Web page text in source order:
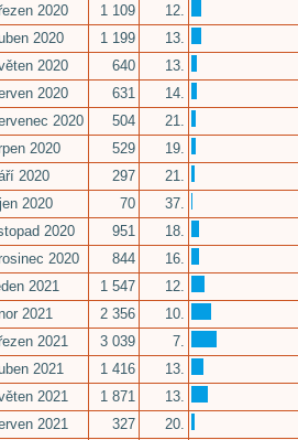
2020 1 109
12.
2020
1 199
13.
2020
640
13.
2020
631
14.
2020
504
21.
2020
529
19.
2020
297
21.
2020
70
37.
2020
951
18.
2020
844
16.
2021
1 547
12.
2021
2 356
10.
2021
3 039
7.
2021
1 416
13.
2021
1 871
13.
2021
327
20.